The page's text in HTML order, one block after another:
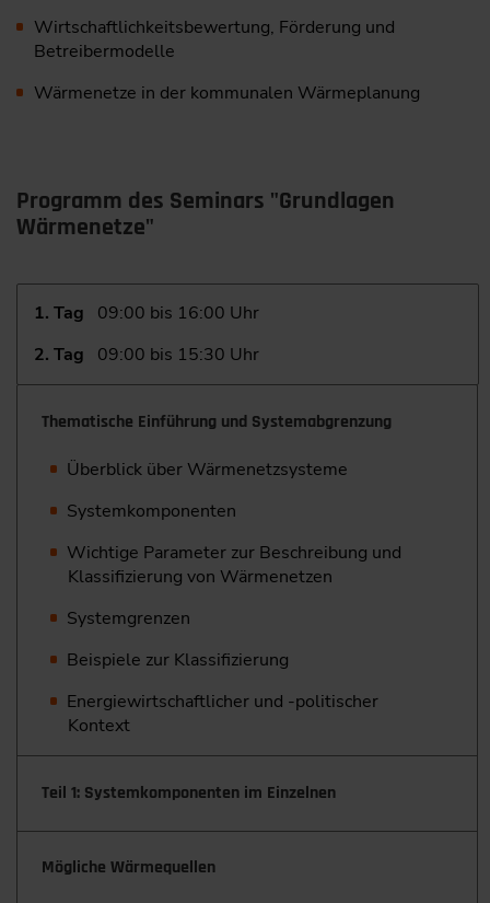
Wirtschaftlichkeitsbewertung, Förderung und
Betreibermodelle
Wärmenetze in der kommunalen Wärmeplanung
Programm des Seminars "Grundlagen
Wärmenetze"
1. Tag
09:00 bis 16:00 Uhr
2. Tag
09:00 bis 15:30 Uhr
Thematische Einführung und Systemabgrenzung
Überblick über Wärmenetzsysteme
Systemkomponenten
Wichtige Parameter zur Beschreibung und
Klassifizierung von Wärmenetzen
Systemgrenzen
Beispiele zur Klassifizierung
Energiewirtschaftlicher und -politischer
Kontext
Teil 1: Systemkomponenten im Einzelnen
Mögliche Wärmequellen